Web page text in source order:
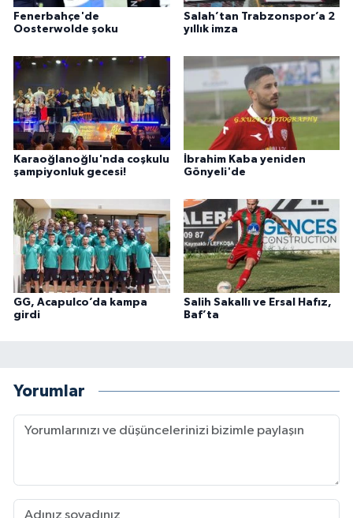
Fenerbahçe'de
Oosterwolde şoku
Salah’tan Trabzonspor’a 2
yıllık imza
Karaoğlanoğlu'nda coşkulu
şampiyonluk gecesi!
İbrahim Kaba yeniden
Gönyeli'de
GG, Acapulco’da kampa
girdi
Salih Sakallı ve Ersal Hafız,
Baf’ta
Yorumlar